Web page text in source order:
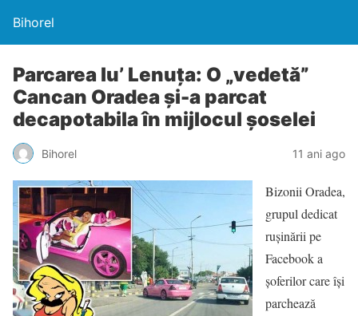
Bihorel
Parcarea lu’ Lenuţa: O „vedetă”
Cancan Oradea şi-a parcat
decapotabila în mijlocul şoselei
Bihorel 11 ani ago
Bizonii Oradea,
grupul dedicat
ruşinării pe
Facebook a
şoferilor care îşi
parchează